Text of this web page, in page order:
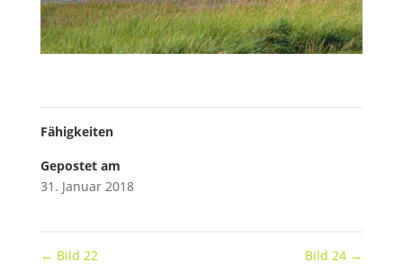
Fähigkeiten
Gepostet am
31. Januar 2018
← Bild 22 Bild 24 →